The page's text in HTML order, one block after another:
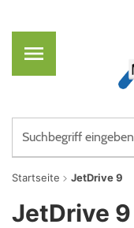
Startseite JetDrive 9
JetDrive 9